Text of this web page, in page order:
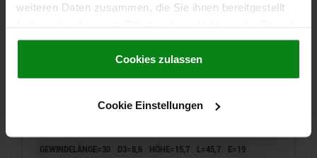
weiteren Daten zusammen, die Sie ihnen bereitgestellt
gesammelt haben.Cookie Richtlinien
Datenschutz|AGB
Cookies zulassen
Cookie Einstellungen
PENDELAUFLAGE, VERSTELLBAR, FORM:C KUGEL
EDELSTAHL VERGÜTET U. ELEKTROL.POL.,
GEWINDELÄNGE=30
D3=8,6 HÖHE=15,7 L=45,7
E=19